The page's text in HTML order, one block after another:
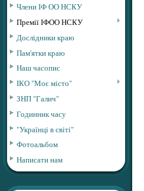
Члени ІФ ОО НСКУ
Премії ІФОО НСКУ
Дослідники краю
Пам'ятки краю
Наш часопис
ІКО "Моє місто"
ЗНП "Галич"
Годинник часу
"Українці в світі"
Фотоальбом
Написати нам